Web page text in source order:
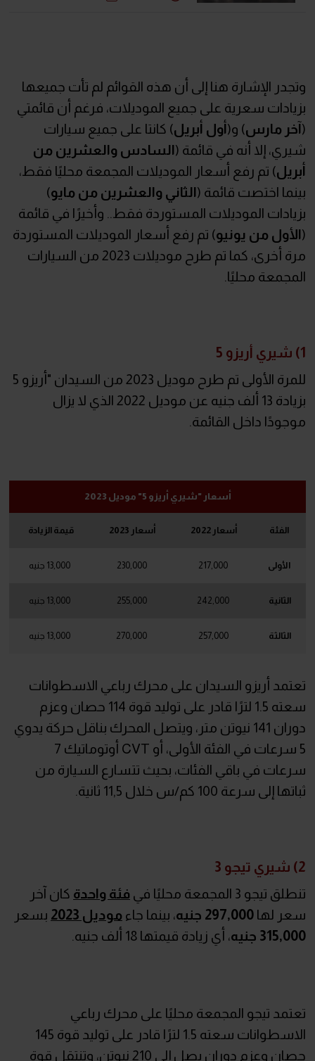
وتجدر الإشارة هنا إلى أن هذه القوائم لم تأت جميعها
بزيادات سعرية على جميع الموديلات، فرغم أن قائمتي
(آخر مارس) و(أول أبريل) كانتا على جميع سيارات
شيري، إلا أنه في قائمة (السادس والعشرين من
أبريل) تم رفع أسعار الموديلات المجمعة محليًا فقط،
بينما اختصت قائمة (الثاني والعشرين من مايو)
بزيادات الموديلات المستوردة فقط.. وأخيرًا في قائمة
(الأول من يونيو) تم رفع أسعار الموديلات المستوردة
مرة أخرى، كما تم طرح موديلات 2023 من السيارات
المجمعة محليًا.
1) شيري أريزو 5
للمرة الأولى تم طرح موديل 2023 من السيدان "أريزو 5
بزيادة 13 ألف جنيه عن موديل 2022 الذي لا يزال
موجودًا داخل القائمة.
أسعار "شيري أريزو 5" موديل 2023
الفئة أسعار 2022 أسعار 2023 قيمة الزيادة
الأولى 230,000 13,000 جنيه
الثانية 255,000 13,000 جنيه
الثالثة 257,000 13,000 جنيه
تعتمد أريزو السيدان على محرك رباعي الاسطوانات
سعته 1.5 لترًا قادر على توليد قوة 114 حصان وعزم
دوران 141 نيوتن متر، ويتصل المحرك بناقل حركة يدوي
5 سرعات في الفئة الأولى، أو CVT أوتوماتيك 7
سرعات في باقي الفئات، بحيث تتسارع السيارة من
ثباتها إلى سرعة 100 كم/س خلال 11,5 ثانية.
2) شيري تيجو 3
تنطلق تيجو 3 المجمعة محليًا في
فئة واحدة كان آخر
سعر لها 297,000 جنيه ، بينما جاء موديل 2023
بسعر
315,000 جنيه
، أي زيادة قيمتها 18 ألف جنيه.
تعتمد تيجو المجمعة محليًا على محرك رباعي
الاسطوانات سعته 1.5 لترًا قادر على توليد قوة 145
حصان وعزم دوران يصل إلى 210 نيوتن، وتنتقل قوة